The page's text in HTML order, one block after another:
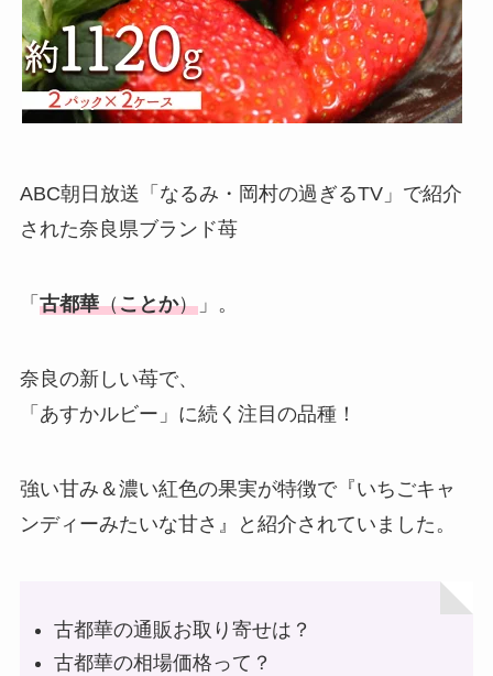
ABC朝日放送「なるみ・岡村の過ぎるTV」で紹介
された奈良県ブランド苺
「 古都華（ことか）」。
奈良の新しい苺で、
「あすかルビー」に続く注目の品種！
強い甘み＆濃い紅色の果実が特徴で『いちごキャ
ンディーみたいな甘さ』と紹介されていました。
古都華の通販お取り寄せは？
古都華の相場価格って？